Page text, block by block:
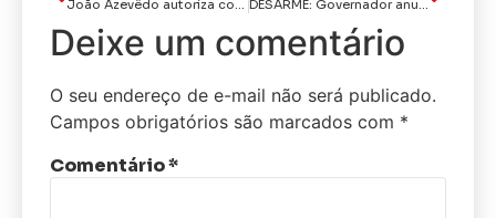
João Azevêdo autoriza construção de novo espaço terapêutico com piscina aquecida na Apae-CG DESARME: Governador anuncia nova Delegacia Especializada e elogia parceria com Instituto Sou da Paz
Deixe um comentário
O seu endereço de e-mail não será publicado.
Campos obrigatórios são marcados com *
Comentário*